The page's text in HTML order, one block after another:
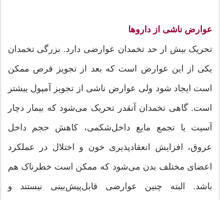
عوارض ناشی از داروها
تحریک بیش از حد تخمدان عوارضی دارد. بزرگی تخمدان
یکی از این عوارض است که بعد از تجویز قرص ممکن
است ایجاد شود ولی عوارض ناشی از تجویز آمپول بیشتر
است. گاهی تخمدان آنقدر تحریک می‌شود که بیمار دچار
آسیت یا تجمع مایع داخل‌شکمی، کاهش حجم داخل
عروق، افزایش انعقادپذیری خون و اختلال در عملکرد
اعضای مختلف بدن می‌شود که ممکن است خطرناک هم
باشد. البته چنین عوارضی قابل‌پیش‌بینی نیستند و